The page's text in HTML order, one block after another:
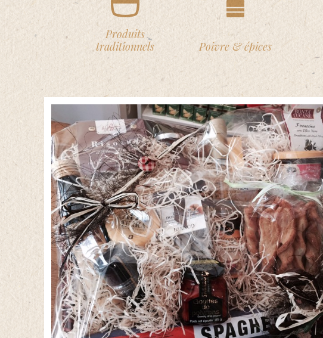
principale
Produits
traditionnels
Poivre & épices
Contact